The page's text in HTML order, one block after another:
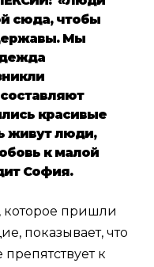
сюда, чтобы
Мы
красивые
живут люди,
к малой
София.
которое пришли
показывает, что
к